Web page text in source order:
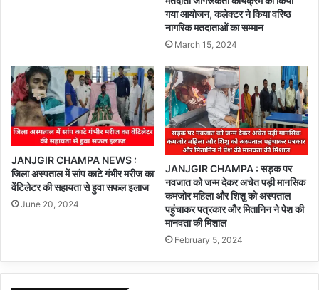
गया आयोजन, कलेक्टर ने किया वरिष्ठ
नागरिक मतदाताओं का सम्मान
March 15, 2024
JANJGIR CHAMPA NEWS :
जिला अस्पताल में सांप काटे गंभीर मरीज का
वेंटिलेटर की सहायता से हुवा सफल इलाज
June 20, 2024
JANJGIR CHAMPA : सड़क पर
नवजात को जन्म देकर अचेत पड़ी मानसिक
कमजोर महिला और शिशु को अस्पताल
पहुंचाकर पत्रकार और मितानिन ने पेश की
मानवता की मिशाल
February 5, 2024